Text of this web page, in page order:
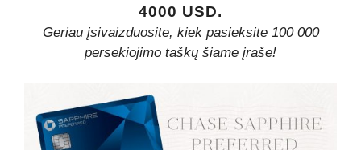
4000 USD.
Geriau įsivaizduosite, kiek pasieksite 100 000
persekiojimo taškų šiame įraše!